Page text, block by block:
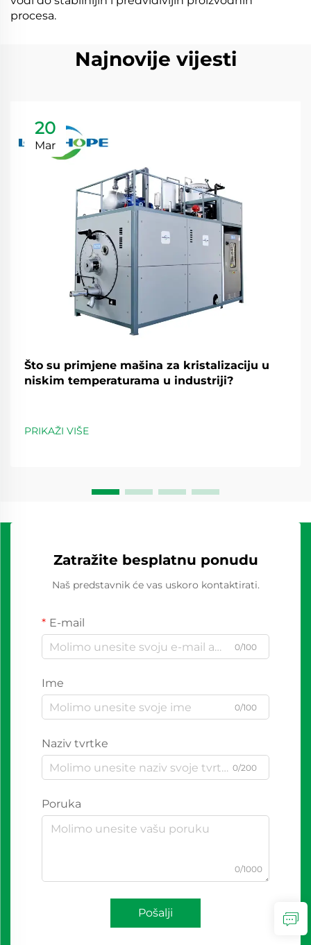
procesa.
Najnovije vijesti
20
Mar
Što su primjene mašina za kristalizaciju u
niskim temperaturama u industriji?
PRIKAŽI VIŠE
Zatražite besplatnu ponudu
Naš predstavnik će vas uskoro kontaktirati.
E-mail
0/100
Ime
0/100
Naziv tvrtke
0/200
Poruka
0/1000
Pošalji